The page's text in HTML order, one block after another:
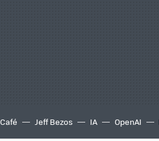
Café Jeff Bezos IA OpenAI